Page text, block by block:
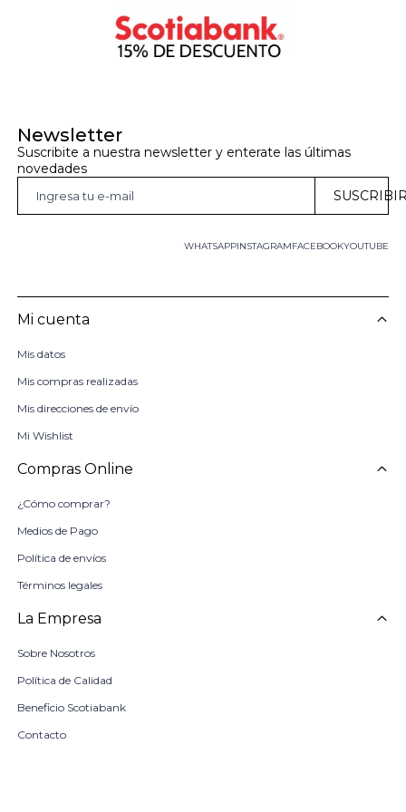
Newsletter
Suscribite a nuestra newsletter y enterate las últimas
novedades
WHATSAPP FACEBOOKYOUTUBE
INSTAGRAM
Mi cuenta
Mis datos
Mis compras realizadas
Mis direcciones de envío
Mi Wishlist
Compras Online
¿Cómo comprar?
Medios de Pago
Política de envíos
Términos legales
La Empresa
Sobre Nosotros
Política de Calidad
Beneficio Scotiabank
Contacto